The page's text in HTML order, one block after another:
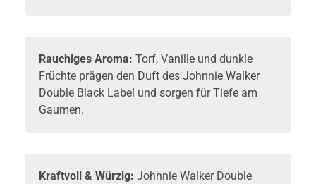
Rauchiges Aroma: Torf, Vanille und dunkle
Früchte prägen den Duft des Johnnie Walker
Double Black Label und sorgen für Tiefe am
Gaumen.
Kraftvoll & Würzig: Johnnie Walker Double